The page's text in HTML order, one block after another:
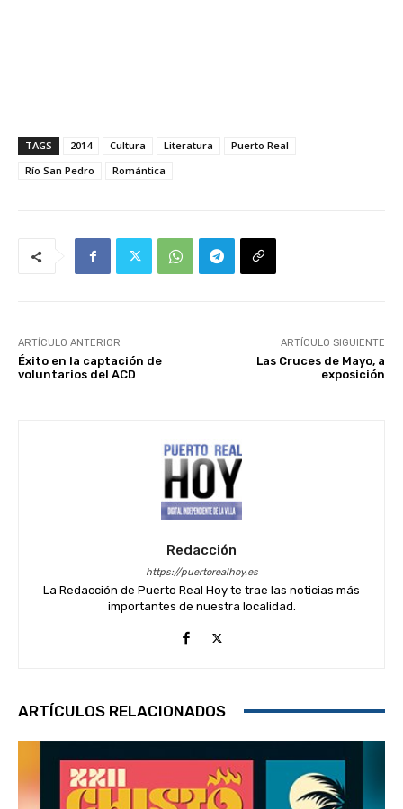
TAGS 2014 Cultura Literatura
Puerto Real
Río San Pedro
Romántica
ARTÍCULO ANTERIOR
Éxito en la captación de
voluntarios del ACD
ARTÍCULO SIGUIENTE
Las Cruces de Mayo, a
exposición
Redacción
https://puertorealhoy.es
La Redacción de Puerto Real Hoy te trae las noticias más
importantes de nuestra localidad.
ARTÍCULOS RELACIONADOS